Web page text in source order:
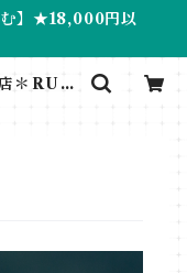
む】★18,000円以
＊RUM